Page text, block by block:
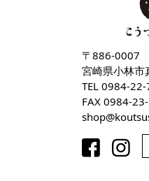
〒886-0007
宮崎県小林
TEL 0984-22-
FAX 0984-
shop